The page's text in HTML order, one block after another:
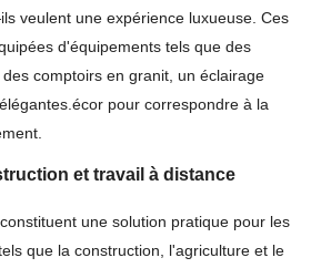
veulent une expérience luxueuse. Ces
d'équipements tels que des
comptoirs en granit, un éclairage
pour correspondre à la
et travail à distance
une solution pratique pour les
que la construction, l'agriculture et le